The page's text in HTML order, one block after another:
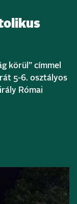
körül” címmel
5-6. osztályos
Római